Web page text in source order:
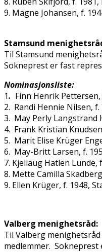
9. Magne Johansen, f.
Stamsund
Til Stamsund
Sokneprest er fast
Nominasjonsliste:
1. Finn Henrik
2. Randi Hennie Nilsen, f.
3. May Perly Langstrand
4. Frank Kristian
5. Marit Elise Krüger
6. May-Britt Larsen, f.
7. Kjellaug Hatlen Lunde,
8. Mette Camilla
9. Ellen Krüger, f. 1948,
Valberg menighetsråd:
Til Valberg
medlemmer.